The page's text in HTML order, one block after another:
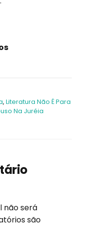
, Literatura Não É Para
Na Juréia
não será
são